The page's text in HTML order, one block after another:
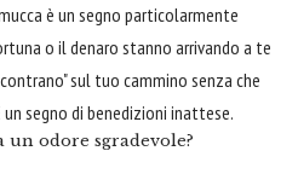
è un segno particolarmente
o il denaro stanno arrivando a te
sul tuo cammino senza che
segno di benedizioni inattese.
un odore sgradevole?